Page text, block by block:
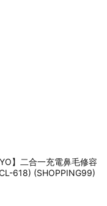
】二合一充電鼻毛修容
618) (SHOPPING99)